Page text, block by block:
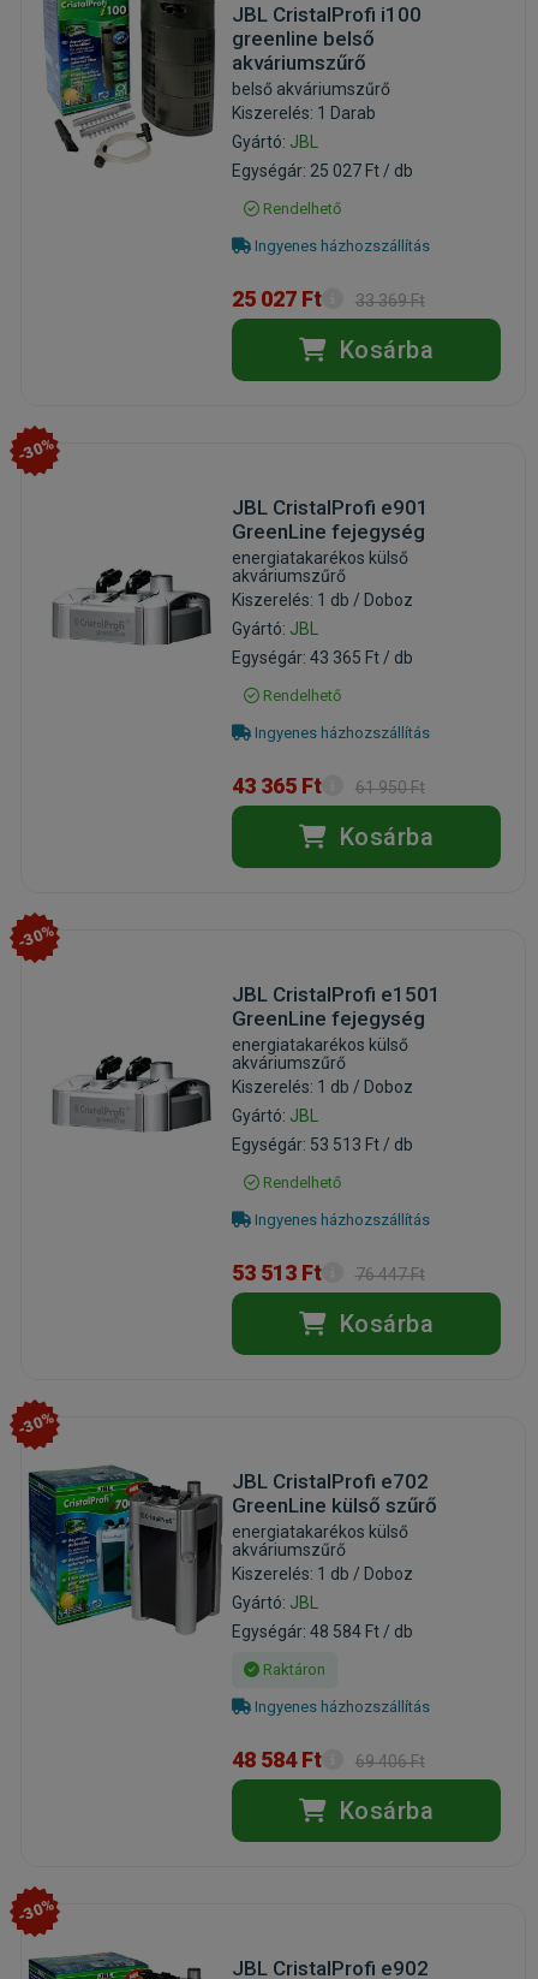
JBL CristalProfi i100
greenline belső
akváriumszűrő
belső akváriumszűrő
Kiszerelés: 1 Darab
Gyártó: JBL
Egységár: 25 027 Ft / db
Rendelhető
Ingyenes házhozszállítás
25 027 Ft 33 369 Ft
Kosárba
-30%
JBL CristalProfi e901
GreenLine fejegység
energiatakarékos külső
akváriumszűrő
Kiszerelés: 1 db / Doboz
Gyártó: JBL
Egységár: 43 365 Ft / db
Rendelhető
Ingyenes házhozszállítás
43 365 Ft 61 950 Ft
Kosárba
-30%
JBL CristalProfi e1501
GreenLine fejegység
energiatakarékos külső
akváriumszűrő
Kiszerelés: 1 db / Doboz
Gyártó: JBL
Egységár: 53 513 Ft / db
Rendelhető
Ingyenes házhozszállítás
53 513 Ft 76 447 Ft
Kosárba
-30%
JBL CristalProfi e702
GreenLine külső szűrő
energiatakarékos külső
akváriumszűrő
Kiszerelés: 1 db / Doboz
Gyártó: JBL
Egységár: 48 584 Ft / db
Raktáron
Ingyenes házhozszállítás
48 584 Ft 69 406 Ft
Kosárba
-30%
JBL CristalProfi e902